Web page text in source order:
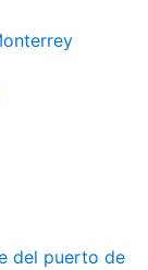
del puerto de